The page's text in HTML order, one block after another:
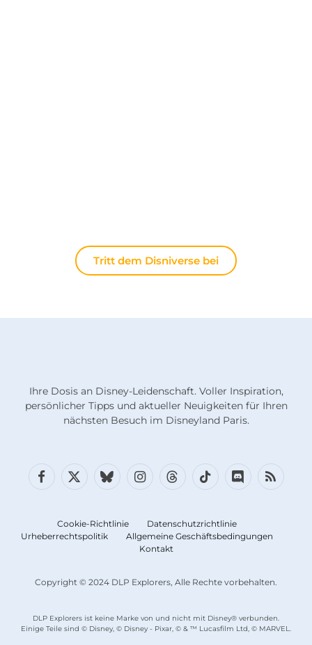
Tritt dem Disniverse bei
Ihre Dosis an Disney-Leidenschaft. Voller Inspiration,
persönlicher Tipps und aktueller Neuigkeiten für Ihren
nächsten Besuch im Disneyland Paris.
Facebook
X
BlueskyInstagramFäden TikTokDiskordRSS
Copyright © 2024 DLP Explorers, Alle Rechte vorbehalten.
DLP Explorers ist keine Marke von und nicht mit Disney® verbunden.
Einige Teile sind © Disney, © Disney - Pixar, © & ™ Lucasfilm Ltd, © MARVEL.
Cookie-Richtlinie
Datenschutzrichtlinie
Urheberrechtspolitik
Allgemeine Geschäftsbedingungen
Kontakt